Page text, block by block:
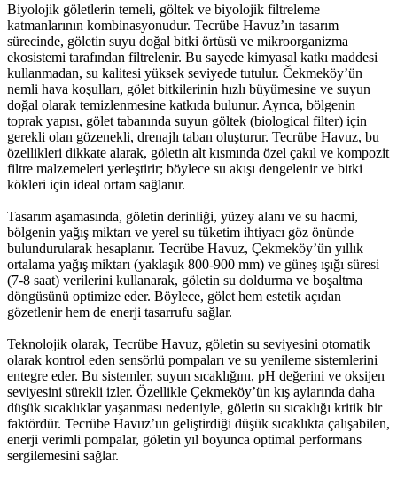
Biyolojik göletlerin temeli, göltek ve biyolojik filtreleme
katmanlarının kombinasyonudur. Tecrübe Havuz’ın tasarım
sürecinde, göletin suyu doğal bitki örtüsü ve mikroorganizma
ekosistemi tarafından filtrelenir. Bu sayede kimyasal katkı maddesi
kullanmadan, su kalitesi yüksek seviyede tutulur. Čekmeköy’ün
nemli hava koşulları, gölet bitkilerinin hızlı büyümesine ve suyun
doğal olarak temizlenmesine katkıda bulunur. Ayrıca, bölgenin
toprak yapısı, gölet tabanında suyun göltek (biological filter) için
gerekli olan gözenekli, drenajlı taban oluşturur. Tecrübe Havuz, bu
özellikleri dikkate alarak, göletin alt kısmında özel çakıl ve kompozit
filtre malzemeleri yerleştirir; böylece su akışı dengelenir ve bitki
kökleri için ideal ortam sağlanır.
Tasarım aşamasında, göletin derinliği, yüzey alanı ve su hacmi,
bölgenin yağış miktarı ve yerel su tüketim ihtiyacı göz önünde
bulundurularak hesaplanır. Tecrübe Havuz, Çekmeköy’ün yıllık
ortalama yağış miktarı (yaklaşık 800-900 mm) ve güneş ışığı süresi
(7-8 saat) verilerini kullanarak, göletin su doldurma ve boşaltma
döngüsünü optimize eder. Böylece, gölet hem estetik açıdan
gözetlenir hem de enerji tasarrufu sağlar.
Teknolojik olarak, Tecrübe Havuz, göletin su seviyesini otomatik
olarak kontrol eden sensörlü pompaları ve su yenileme sistemlerini
entegre eder. Bu sistemler, suyun sıcaklığını, pH değerini ve oksijen
seviyesini sürekli izler. Özellikle Çekmeköy’ün kış aylarında daha
düşük sıcaklıklar yaşanması nedeniyle, göletin su sıcaklığı kritik bir
faktördür. Tecrübe Havuz’un geliştirdiği düşük sıcaklıkta çalışabilen,
enerji verimli pompalar, göletin yıl boyunca optimal performans
sergilemesini sağlar.